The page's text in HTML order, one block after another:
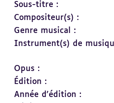
Sous-titre :
Compositeur(s) :
Genre musical :
Instrument(s) de
Opus :
Édition :
Année d'édition :